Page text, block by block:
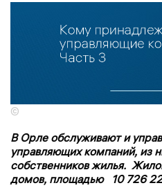
©
В Орле обслуживают и
управляющих компаний, из
собственников жилья.
домов, площадью 10 726